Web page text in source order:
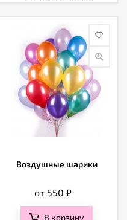
Воздушные шарики
от 550₽
В корзину